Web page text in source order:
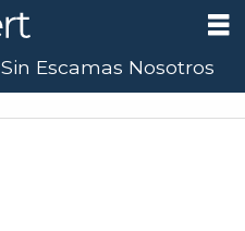
Sin Escamas Nosotros